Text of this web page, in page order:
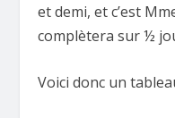
et demi, et c’est
complètera sur ½
Voici donc un